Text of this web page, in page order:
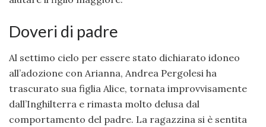
Doveri di padre
Al settimo cielo per essere stato dichiarato idoneo
all’adozione con Arianna, Andrea Pergolesi ha
trascurato sua figlia Alice, tornata improvvisamente
dall’Inghilterra e rimasta molto delusa dal
comportamento del padre. La ragazzina si è sentita